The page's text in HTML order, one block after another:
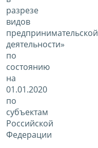
разрезе
видов
предпринимательской
деятельности»
по
состоянию
на
01.01.2020
по
субъектам
Российской
Федерации